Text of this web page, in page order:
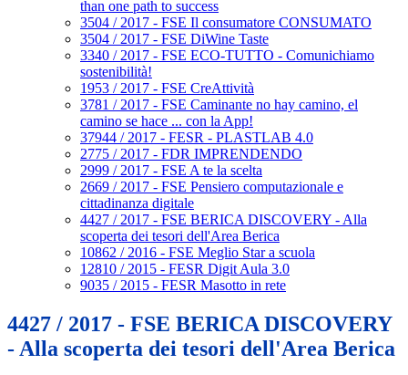
than one path to success
3504 / 2017 - FSE Il consumatore CONSUMATO
3504 / 2017 - FSE DiWine Taste
3340 / 2017 - FSE ECO-TUTTO - Comunichiamo
sostenibilità!
1953 / 2017 - FSE CreAttività
3781 / 2017 - FSE Caminante no hay camino, el
camino se hace ... con la App!
37944 / 2017 - FESR - PLASTLAB 4.0
2775 / 2017 - FDR IMPRENDENDO
2999 / 2017 - FSE A te la scelta
2669 / 2017 - FSE Pensiero computazionale e
cittadinanza digitale
4427 / 2017 - FSE BERICA DISCOVERY - Alla
scoperta dei tesori dell'Area Berica
10862 / 2016 - FSE Meglio Star a scuola
12810 / 2015 - FESR Digit Aula 3.0
9035 / 2015 - FESR Masotto in rete
4427 / 2017 - FSE BERICA DISCOVERY
- Alla scoperta dei tesori dell'Area Berica